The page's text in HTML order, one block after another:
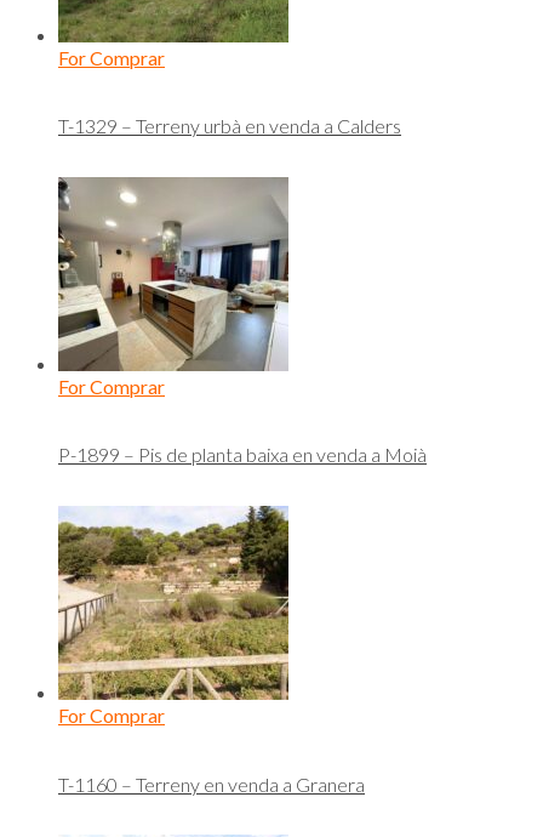
For Comprar
T-1329 – Terreny urbà en venda a Calders
For Comprar
P-1899 – Pis de planta baixa en venda a Moià
For Comprar
T-1160 – Terreny en venda a Granera